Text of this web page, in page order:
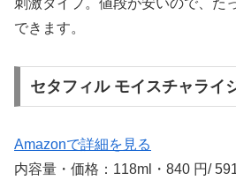
刺激タイプ。値段が安いので、た
できます。
セタフィル モイスチャライ
Amazonで詳細を見る
内容量・価格：118ml・840 円/